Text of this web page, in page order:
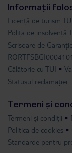
Informații
Licență de turism
Polița de insolvență
Scrisoare de
Călătorie cu TUI
Statusul reclamației
Termeni și
Termeni și condiții
Politica de cookies
Standarde pentru